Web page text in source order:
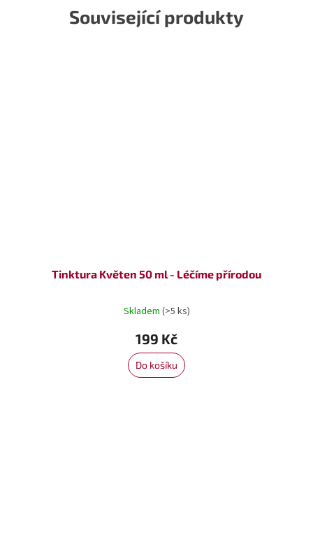
Související produkty
Tinktura Květen 50 ml - Léčíme přírodou
Skladem (>5 ks)
199 Kč
Do košíku